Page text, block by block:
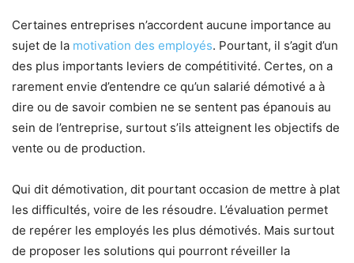
Certaines entreprises n’accordent aucune importance au
sujet de la motivation des employés. Pourtant, il s’agit d’un
des plus importants leviers de compétitivité. Certes, on a
rarement envie d’entendre ce qu’un salarié démotivé a à
dire ou de savoir combien ne se sentent pas épanouis au
sein de l’entreprise, surtout s’ils atteignent les objectifs de
vente ou de production.
Qui dit démotivation, dit pourtant occasion de mettre à plat
les difficultés, voire de les résoudre. L’évaluation permet
de repérer les employés les plus démotivés. Mais surtout
de proposer les solutions qui pourront réveiller la